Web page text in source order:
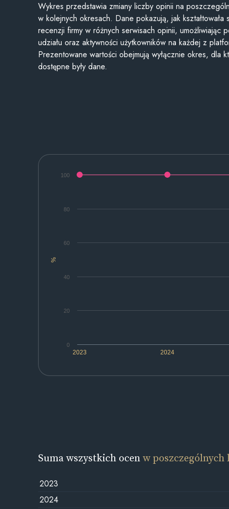
Wykres przedstawia zmiany liczby opinii na
w kolejnych okresach. Dane pokazują, jak kształtowała
recenzji firmy w różnych serwisach opinii, umożliwiając
udziału oraz aktywności użytkowników na każdej z
Prezentowane wartości obejmują wyłącznie okres, dla
dostępne były dane.
%
2023 2024
0
20
40
60
80
100
Suma wszystkich ocenw poszczególnych
2023
2024